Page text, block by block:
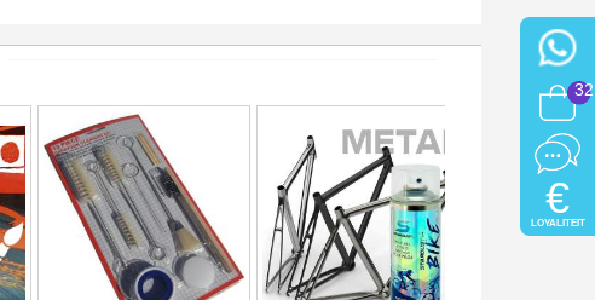
32
€
LOYALITEIT